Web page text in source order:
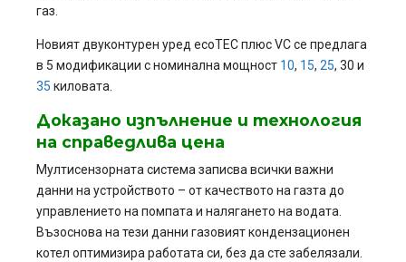
газ.
Новият двуконтурен уред ecoTEC плюс VC се предлага
в 5 модификации с номинална мощност 10, 15, 25, 30 и
35 киловата.
Доказано изпълнение и технология
на справедлива цена
Мултисензорната система записва всички важни
данни на устройството – от качеството на газта до
управлението на помпата и налягането на водата.
Възоснова на тези данни газовият кондензационен
котел оптимизира работата си, без да сте забелязали.